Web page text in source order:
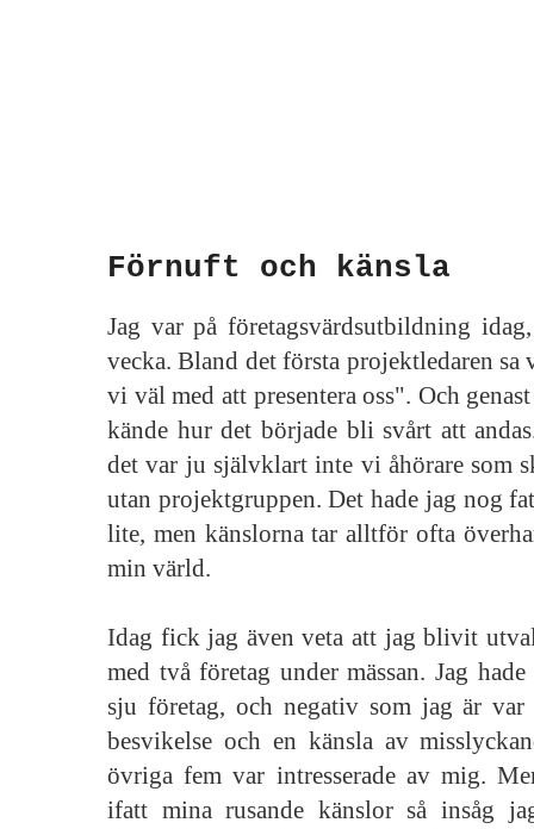
Förnuft och känsla
Jag var på företagsvärdsutbildning
vecka. Bland det första projektledaren
vi väl med att presentera oss". Och
kände hur det började bli svårt att
det var ju självklart inte vi åhörare som
utan projektgruppen. Det hade jag nog
lite, men känslorna tar alltför ofta
min värld.
Idag fick jag även veta att jag blivit
med två företag under mässan. Jag
sju företag, och negativ som jag är
besvikelse och en känsla av
övriga fem var intresserade av mig.
ifatt mina rusande känslor så insåg